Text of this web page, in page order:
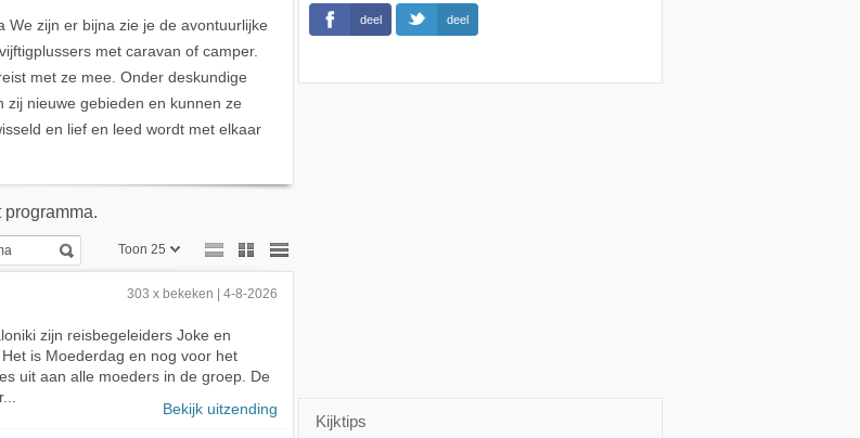
We zijn er bijna zie je de avontuurlijke
met caravan of camper.
met ze mee. Onder deskundige
zij nieuwe gebieden en kunnen ze
en lief en leed wordt met elkaar
programma.
Toon 25
Toon 75
303 x bekeken | 4-8-2026
zijn reisbegeleiders Joke en
is Moederdag en nog voor het
uit aan alle moeders in de groep. De
Bekijk uitzending
deel deel
Kijktips